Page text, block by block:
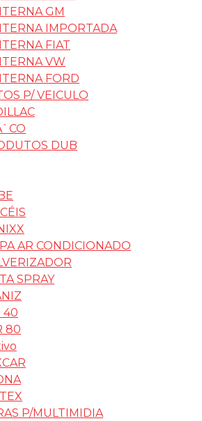
GM
IMPORTADA
FIAT
VW
FORD
P/ VEICULO
DUB
AR CONDICIONADO
SPRAY
40
80
P/MULTIMIDIA